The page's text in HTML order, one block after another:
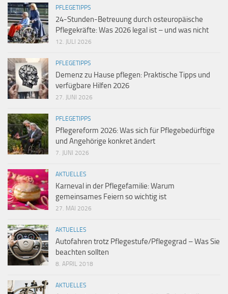
PFLEGETIPPS
24-Stunden-Betreuung durch osteuropäische
Pflegekräfte: Was 2026 legal ist – und was nicht
12. JULI 2026
PFLEGETIPPS
Demenz zu Hause pflegen: Praktische Tipps und
verfügbare Hilfen 2026
27. JUNI 2026
PFLEGETIPPS
Pflegereform 2026: Was sich für Pflegebedürftige
und Angehörige konkret ändert
7. JUNI 2026
AKTUELLES
Karneval in der Pflegefamilie: Warum
gemeinsames Feiern so wichtig ist
27. MAI 2026
AKTUELLES
Autofahren trotz Pflegestufe/Pflegegrad – Was Sie
beachten sollten
8. APRIL 2018
AKTUELLES